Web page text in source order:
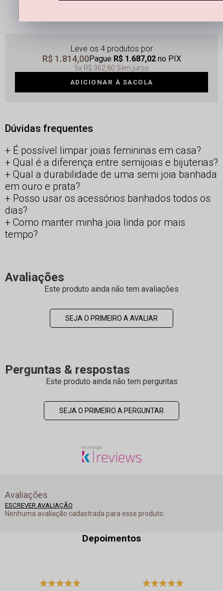
Leve os 4 produtos
R$ 1.814,00Pague R$ 1.687,02no PIX
5x R$ 362,80 Sem juros
ADICIONAR À SACOLA
Dúvidas frequentes
É possível limpar joias femininas em casa?
Qual é a diferença entre semijoias e bijuterias?
Qual a durabilidade de uma semi joia banhada
em ouro e prata?
Posso usar os acessórios banhados todos os
dias?
Como manter minha joia linda por mais
tempo?
Avaliações
Este produto ainda não tem avaliações
SEJA O PRIMEIRO A AVALIAR
Perguntas & respostas
Este produto ainda não tem perguntas
SEJA O PRIMEIRO A PERGUNTAR
Avaliações
ESCREVER AVALIAÇÃO
Nenhuma avaliação cadastrada para esse produto.
Depoimentos